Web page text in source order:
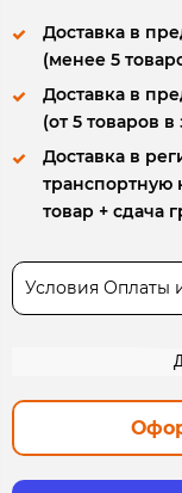
Доставка в
(менее 5
Доставка в
(от 5 товаров в
Доставка в
транспортную
товар + сдача
Условия Оплаты